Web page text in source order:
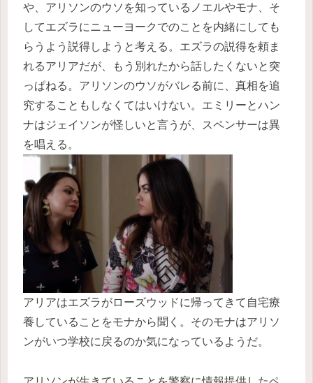
や、アリソンのウソを知っているノエルやモナ、そ
してエズラにニューヨークでのことを内緒にしても
らうよう説得しようと考える。エズラの説得を頼ま
れるアリアだが、もう別れたから話したくないと突
っぱねる。アリソンのウソがバレる前に、真相を追
究することもしなくてはいけない。エミリーとハン
ナはジェイソンが怪しいと言うが、スペンサーは異
を唱える。
アリアはエズラがローズウッドに帰ってきて自宅療
養していることをモナから聞く。そのモナはアリソ
ンがいつ学校に戻るのか気になっているようだ。